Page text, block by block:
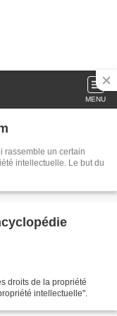
MENU
rassemble un certain
intellectuelle. Le but du
droits de la propriété
intellectuelle".